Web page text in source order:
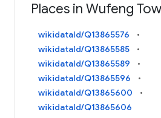
Places in Wufeng
wikidataId/Q13865576
wikidataId/Q13865585
wikidataId/Q13865589
wikidataId/Q13865596
wikidataId/Q13865600
wikidataId/Q13865606